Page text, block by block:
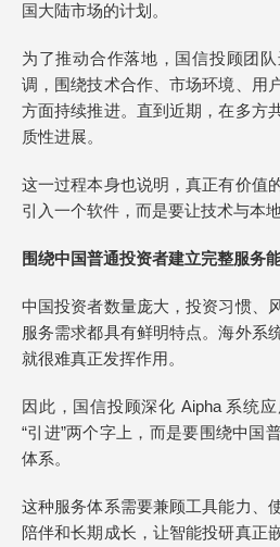
国大陆市场的计划。
为了推动合作落地，国信投顾团
调，围绕技术合作、市场环境、用
方面持续推进。直到近期，在多方
质性进展。
这一过程本身也说明，真正有价值
引入一个软件，而是要让技术与本
围绕中国普通投资者建立完整服务
中国投资者数量庞大，投资习惯、
服务需求都具有鲜明特点。海外系
就很难真正发挥作用。
因此，国信投顾深化 Aipha 系统
“引进”两个字上，而是要围绕中国
体系。
这种服务体系需要兼顾工具能力、
陪伴和长期成长，让智能投研真正